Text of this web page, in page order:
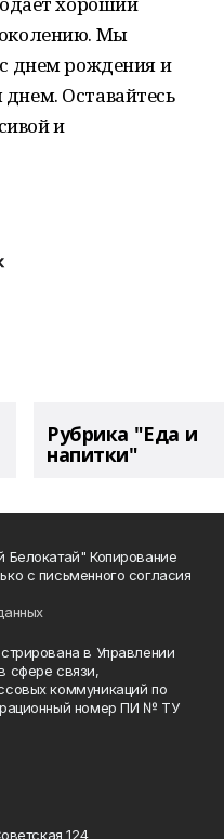
Мы
днем рождения и
Оставайтесь
и
Рубрика "Еда и
напитки"
Копирование
с письменного согласия
в Управлении
сфере связи,
коммуникаций по
номер ПИ № ТУ
124